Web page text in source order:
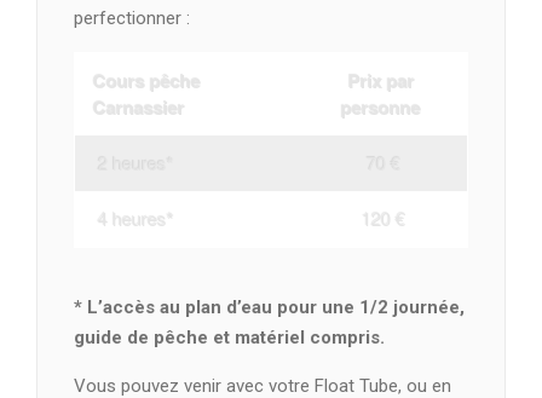
perfectionner :
Cours pêche
Carnassier
Prix par
personne
4 heures* 120 €
* L’accès au plan d’eau pour une 1/2 journée,
guide de pêche et matériel compris.
Vous pouvez venir avec votre Float Tube, ou en